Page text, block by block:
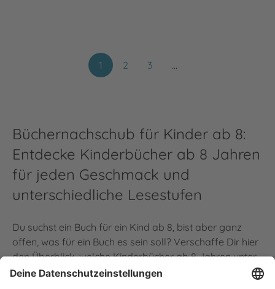
1 2 3 …
Büchernachschub für Kinder ab 8:
Entdecke Kinderbücher ab 8 Jahren
für jeden Geschmack und
unterschiedliche Lesestufen
Du suchst ein Buch für ein Kind ab 8, bist aber ganz
offen, was für ein Buch es sein soll? Verschaffe Dir hier
den Überblick, welche Kinderbücher ab 8 Jahren unter
dem Dach der Thienemann Verlage erscheinen. Egal